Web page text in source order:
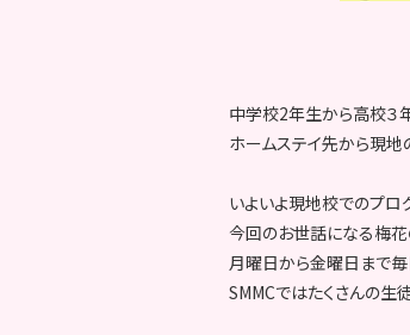
中学校2年生から高校３
ホームステイ先から現地
いよいよ現地校でのプロ
今回のお世話になる梅花
月曜日から金曜日まで毎
SMMCではたくさんの生